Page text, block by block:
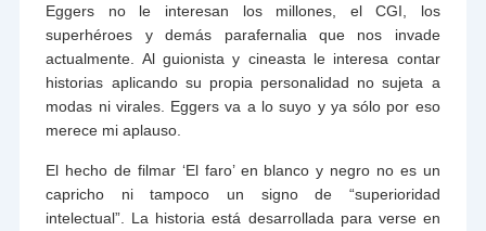
Eggers no le interesan los millones, el CGI, los
superhéroes y demás parafernalia que nos invade
actualmente. Al guionista y cineasta le interesa contar
historias aplicando su propia personalidad no sujeta a
modas ni virales. Eggers va a lo suyo y ya sólo por eso
merece mi aplauso.
El hecho de filmar ‘El faro’ en blanco y negro no es un
capricho ni tampoco un signo de “superioridad
intelectual”. La historia está desarrollada para verse en